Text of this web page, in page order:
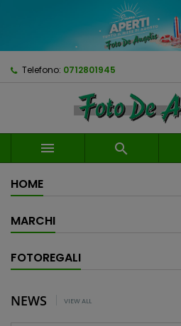
Telefono: 0712801945
 
HOME
MARCHI
FOTOREGALI
NEWS VIEW ALL